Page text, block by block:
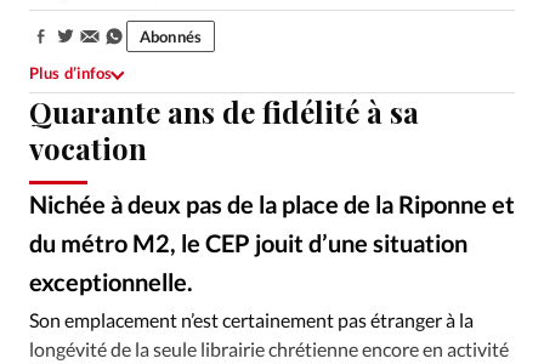
Opinions
Tous les articles
Faire un don
Emploi
Se connecter
Édition: Internationale
Devise:CHF
Quarante ans de fidélité à sa
vocation
Nichée à deux pas de la place de la Riponne et
du métro M2, le CEP jouit d’une situation
exceptionnelle.
Partager:
Abonnés
Plus d’infos
Son emplacement n’est certainement pas étranger à la
longévité de la seule librairie chrétienne encore en activité